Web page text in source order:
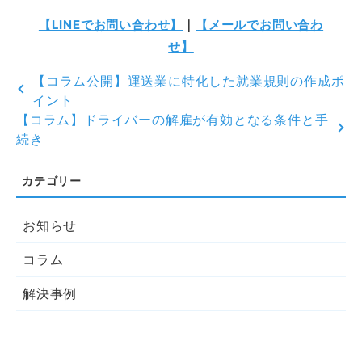
【LINEでお問い合わせ】 ｜
【メールでお問い合わ
せ】
【コラム公開】運送業に特化した就業規則の作成ポ
イント
【コラム】ドライバーの解雇が有効となる条件と手
続き
お知らせ
コラム
解決事例